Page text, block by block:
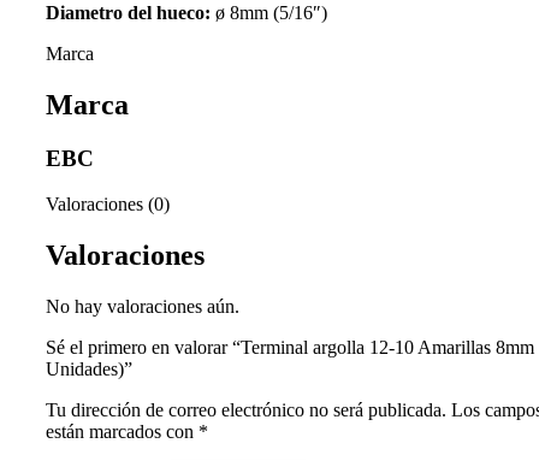
Diametro del hueco: ø 8mm (5/16″)
Marca
Marca
EBC
Valoraciones (0)
Valoraciones
No hay valoraciones aún.
Sé el primero en valorar “Terminal argolla 12-10 Amarillas 8mm
Unidades)”
Tu dirección de correo electrónico no será publicada. Los
están marcados con *